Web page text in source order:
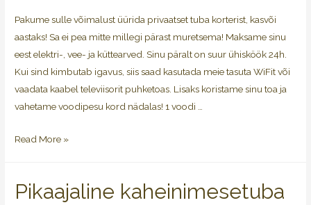
Pakume sulle võimalust üürida privaatset tuba korterist, kasvõi
aastaks! Sa ei pea mitte millegi pärast muretsema! Maksame sinu
eest elektri-, vee- ja küttearved. Sinu päralt on suur ühisköök 24h.
Kui sind kimbutab igavus, siis saad kasutada meie tasuta WiFit või
vaadata kaabel televiisorit puhketoas. Lisaks koristame sinu toa ja
vahetame voodipesu kord nädalas! 1 voodi …
Read More »
Pikaajaline kaheinimesetuba